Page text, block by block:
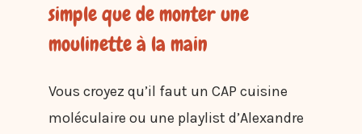
simple que de monter une
moulinette à la main
Vous croyez qu’il faut un CAP cuisine
moléculaire ou une playlist d’Alexandre